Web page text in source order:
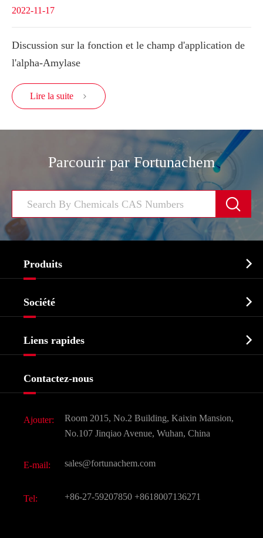
2022-11-17
Discussion sur la fonction et le champ d'application de
l'alpha-Amylase
Lire la suite 
Parcourir par Fortunachem

Produits 
Biochimique
Produits agrochimiques et intermédiaires
Ingrédients cosmétiques
Saveurs et parfums
CAS chimiques
Société 
Liens rapides 
Contactez-nous
Ajouter:
Room 2015, No.2 Building, Kaixin Mansion,
No.107 Jinqiao Avenue, Wuhan, China
E-mail: sales@fortunachem.com
Tel: +86-27-59207850 +8618007136271